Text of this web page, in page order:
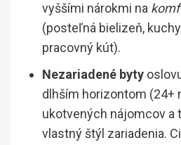
vyššími nárokmi na
(posteľná bielizeň,
pracovný kút).
Nezariadené byty
dlhším horizontom (24+
ukotvených nájomcov a
vlastný štýl zariadenia.